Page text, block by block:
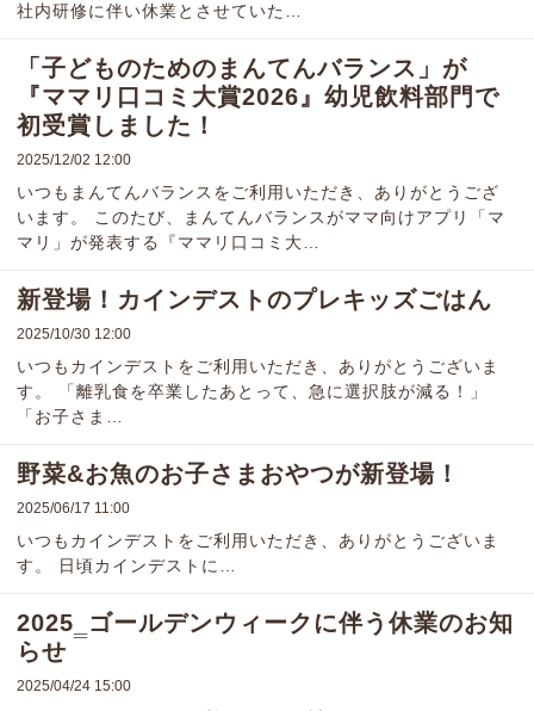
社内研修に伴い休業とさせていた…
「子どものためのまんてんバランス」が
『ママリ口コミ大賞2026』幼児飲料部門で
初受賞しました！
2025/12/02 12:00
いつもまんてんバランスをご利用いただき、ありがとうござ
います。 このたび、まんてんバランスがママ向けアプリ「マ
マリ」が発表する『ママリ口コミ大…
新登場！カインデストのプレキッズごはん
2025/10/30 12:00
いつもカインデストをご利用いただき、ありがとうございま
す。 「離乳食を卒業したあとって、急に選択肢が減る！」
「お子さま…
野菜&お魚のお子さまおやつが新登場！
2025/06/17 11:00
いつもカインデストをご利用いただき、ありがとうございま
す。 日頃カインデストに…
2025‗ゴールデンウィークに伴う休業のお知
らせ
2025/04/24 15:00